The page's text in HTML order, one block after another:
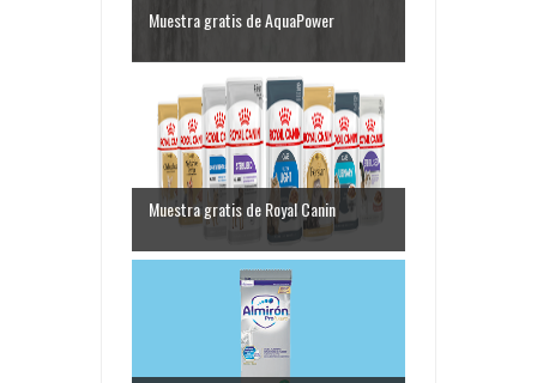
Muestra gratis de AquaPower
Muestra gratis de Royal Canin